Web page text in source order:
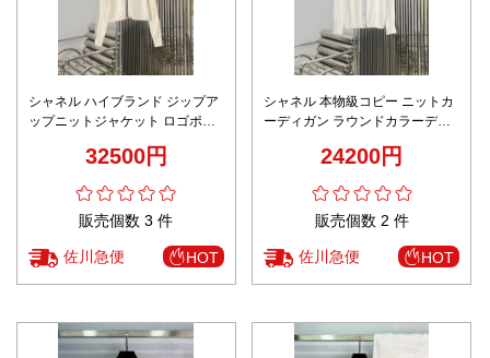
シャネル ハイブランド ジップア
ップニットジャケット ロゴポケ
32500円
販売個数 3 件
佐川急便 HOT
シャネル 本物級コピー ニットカ
ーディガン ラウンドカラーデザ
24200円
販売個数 2 件
佐川急便 HOT